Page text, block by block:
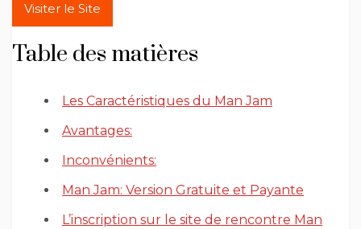
Visiter le Site
Table des matières
Les Caractéristiques du Man Jam
Avantages:
Inconvénients:
Man Jam: Version Gratuite et Payante
L’inscription sur le site de rencontre Man